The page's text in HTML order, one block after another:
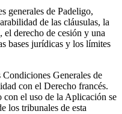
generales de Padeligo,
de las cláusulas, la
derecho de cesión y una
bases jurídicas y los límites
Condiciones Generales de
con el Derecho francés.
el uso de la Aplicación se
los tribunales de esta